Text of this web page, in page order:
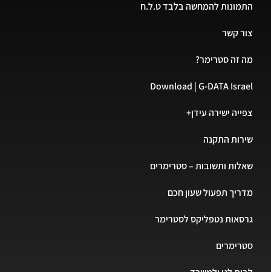
להמחשה בלבד ט.ל.ח
קשר
זה סטרימר?
Download | G-DATA
ישירה עידן+
התקנה
ותשובות – סטרימרים
תפעול שעון חכם
נטפליקס לסטרימר